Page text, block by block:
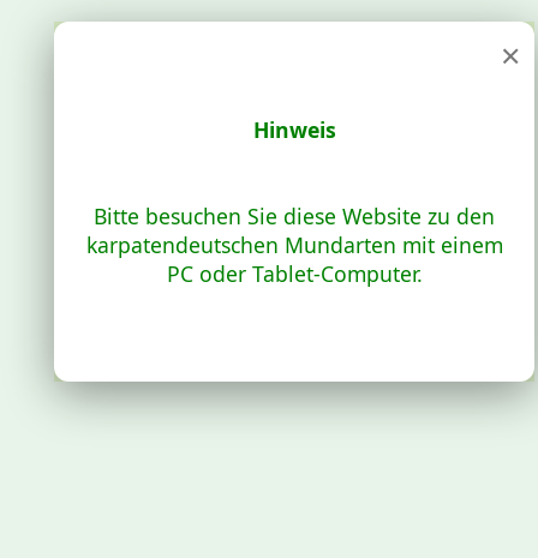
×
Hinweis
Bitte besuchen Sie diese Website zu den
karpatendeutschen Mundarten mit einem
PC oder Tablet-Computer.